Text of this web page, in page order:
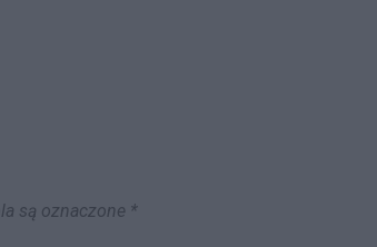
są oznaczone *